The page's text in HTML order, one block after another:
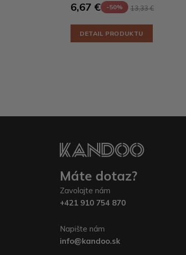
6,67 € -50% 13,33 €
DETAIL PRODUKTU
Máte dotaz?
Zavolajte nám
+421 910 754 870
Napište nám
info@kandoo.sk